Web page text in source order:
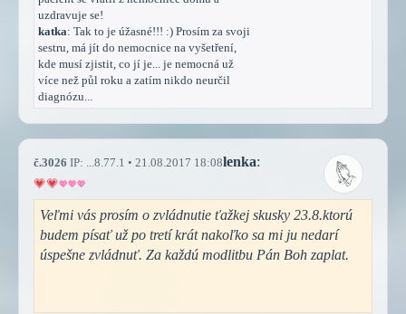
uzdravuje se!
katka: Tak to je úžasné!!! :) Prosím za svoji
sestru, má jít do nemocnice na vyšetření,
kde musí zjistit, co jí je... je nemocná už
více než půl roku a zatím nikdo neurčil
diagnózu...
č.3026 IP: ...8.77.1 • 21.08.2017 18:08lenka:
Veľmi vás prosím o zvládnutie ťažkej skusky 23.8.ktorú
budem písať už po tretí krát nakoľko sa mi ju nedarí
úspešne zvládnuť. Za každú modlitbu Pán Boh zaplat.